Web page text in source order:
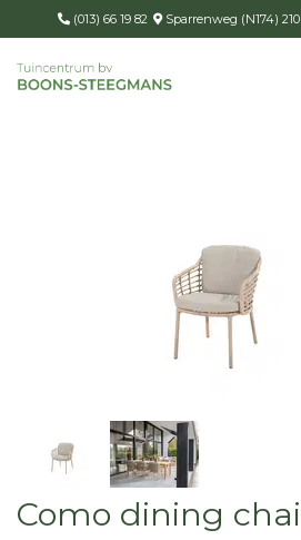
(013) 66 19 82 Sparrenweg (N174)
Como dining